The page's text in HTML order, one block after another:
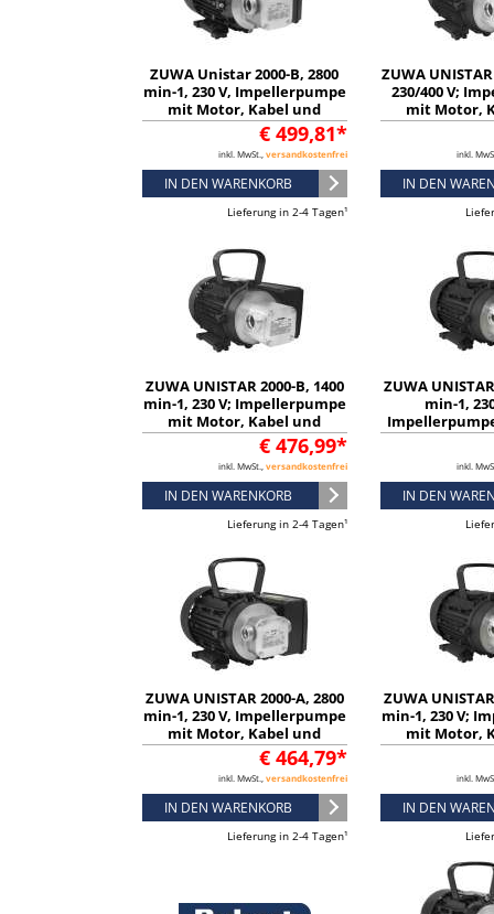
ZUWA Unistar 2000-B, 2800
min-1, 230 V, Impellerpumpe
mit Motor, Kabel und
Stecker - 11211116331
€ 499,81*
inkl. MwSt., versandkostenfrei
IN DEN WARENKORB
Lieferung in 2-4 Tagen¹
ZUWA
230/400 V;
mit Motor,
Stecker -
inkl.
IN DEN
ZUWA UNISTAR 2000-B, 1400
min-1, 230 V; Impellerpumpe
mit Motor, Kabel und
Stecker - 11211116332
€ 476,99*
inkl. MwSt., versandkostenfrei
IN DEN WARENKORB
Lieferung in 2-4 Tagen¹
ZUWA
min-1,
Kabel und
inkl.
IN DEN
ZUWA UNISTAR 2000-A, 2800
min-1, 230 V, Impellerpumpe
mit Motor, Kabel und
Stecker - 11111116321
€ 464,79*
inkl. MwSt., versandkostenfrei
IN DEN WARENKORB
Lieferung in 2-4 Tagen¹
ZUWA
min-1, 230 V;
mit Motor,
Stecker -
inkl.
IN DEN